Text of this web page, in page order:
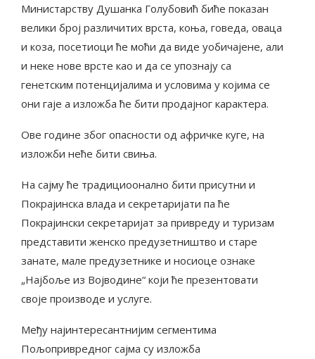
Министарству Душанка Голубовић биће показан
велики број различитих врста, коња, говеда, оваца
и коза, посетиоци ће моћи да виде уобичајене, али
и неке нове врсте као и да се упознају са
генетским потенцијалима и условима у којима се
они гаје а изложба ће бити продајног карактера.
Ове године због опасности од афричке куге, на
изложби неће бити свиња.
На сајму ће традициоонално бити присутни и
Покрајинска влада и секретаријати па ће
Покрајински секретаријат за привреду и туризам
представити женско предузетништво и старе
занате, мале предузетнике и носиоце ознаке
„Најбоље из Војводине“ који ће презентовати
своје производе и услуге.
Међу најинтересантнијим сегментима
Пољопривредног сајма су изложба